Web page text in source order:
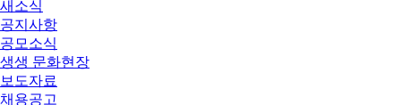
새소식
공지사항
공모소식
생생 문화현장
보도자료
채용공고